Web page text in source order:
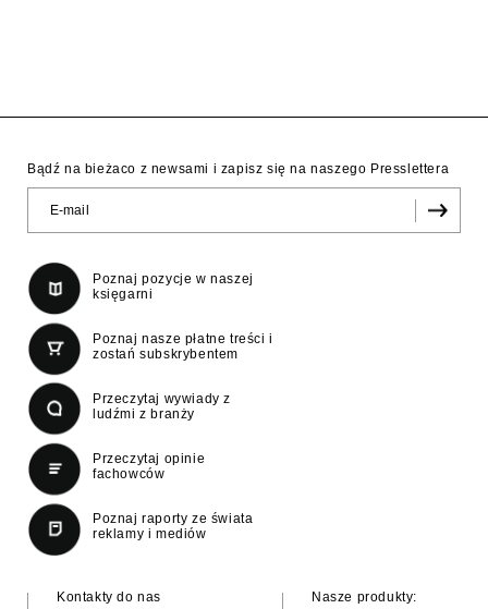
Bądź na bieżaco z newsami i zapisz się na naszego Presslettera
Poznaj pozycje w naszej
księgarni
Poznaj nasze płatne treści i
zostań subskrybentem
Przeczytaj wywiady z
ludźmi z branży
Przeczytaj opinie
fachowców
Poznaj raporty ze świata
reklamy i mediów
Kontakty do nas
Nasze produkty: